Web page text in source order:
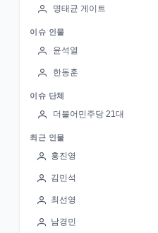
명태균 게이트
이슈 인물
윤석열
한동훈
이슈 단체
더불어민주당 21대
최근 인물
홍진영
김민석
최선영
남경민